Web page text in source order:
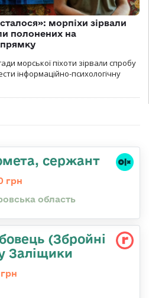
морпіхи зірвали
полонених на
морської піхоти зірвали спробу
інформаційно-психологічну
сержант
грн
область
(Збройні
Заліщики